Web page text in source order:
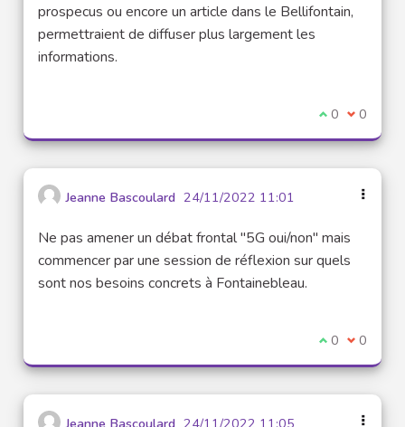
prospecus ou encore un article dans le Bellifontain,
permettraient de diffuser plus largement les
informations.
I agree with
0 I 0
Jeanne Bascoulard 24/11/2022 11:01
Ne pas amener un débat frontal "5G oui/non" mais
commencer par une session de réflexion sur quels
sont nos besoins concrets à Fontainebleau.
I agree with
0 I 0
Jeanne Bascoulard 24/11/2022 11:05